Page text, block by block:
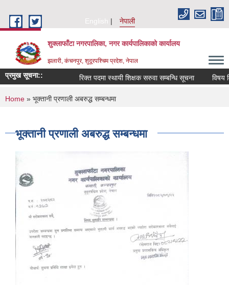
English
नेपाली
शुक्लाफाँटा नगरपालिका, नगर कार्यपालिकाको कार्यालय
झलारी, कंचनपुर, शुदूरपश्चिम प्रदेश, नेपाल
प्रमुख सूचना:: रिक्त पदमा स्थायी शिक्षक सरुवा सम्बन्धि सूचना विषय
You are here
Home » भूक्तानी प्रणाली अबरुद्ध सम्बन्धमा
भूक्तानी प्रणाली अबरुद्ध सम्बन्धमा